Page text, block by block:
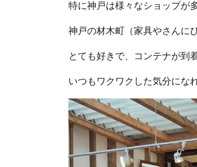
特に神戸は様々なショップが
神戸の材木町（家具やさんに
とても好きで、コンテナが到
いつもワクワクした気分にな